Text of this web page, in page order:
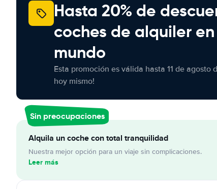
Hasta 20% de
coches de alquiler
mundo
Esta promoción es válida hasta 11 de agosto
hoy mismo!
Sin preocupaciones
Alquila un coche con total tranquilidad
Nuestra mejor opción para un viaje sin complicaciones.
Leer más